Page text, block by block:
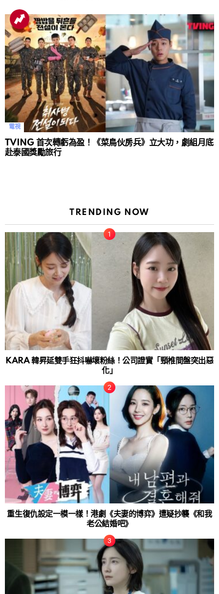
電視
TVING 首次轉虧為盈！《菜鳥伙房兵》立大功，劇組月底
赴泰國獎勵旅行
TRENDING NOW
KARA 韓昇延雙手狂抖嚇壞粉絲！公司證實「頸椎間盤突出惡
化」
重生復仇設定一模一樣！港劇《夫妻的博弈》遭疑抄襲《和我
老公結婚吧》